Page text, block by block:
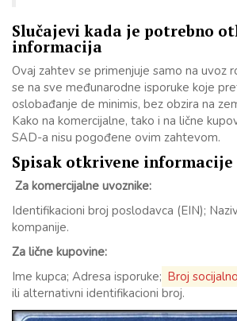
Slučajevi kada je potrebno
informacija
Ovaj zahtev se primenjuje samo na uvoz
se na sve međunarodne isporuke koje
oslobađanje de minimis, bez obzira na
Kako na komercijalne, tako i na lične
SAD-a nisu pogođene ovim zahtevom.
Spisak otkrivene informacije
Za komercijalne uvoznike:
Identifikacioni broj poslodavca (EIN);
kompanije.
Za lične kupovine:
Ime kupca; Adresa isporuke; Broj
ili alternativni identifikacioni broj.